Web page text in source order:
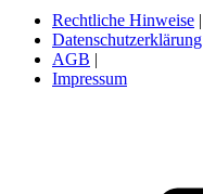
Rechtliche Hinweise |
Datenschutzerklärung
AGB |
Impressum